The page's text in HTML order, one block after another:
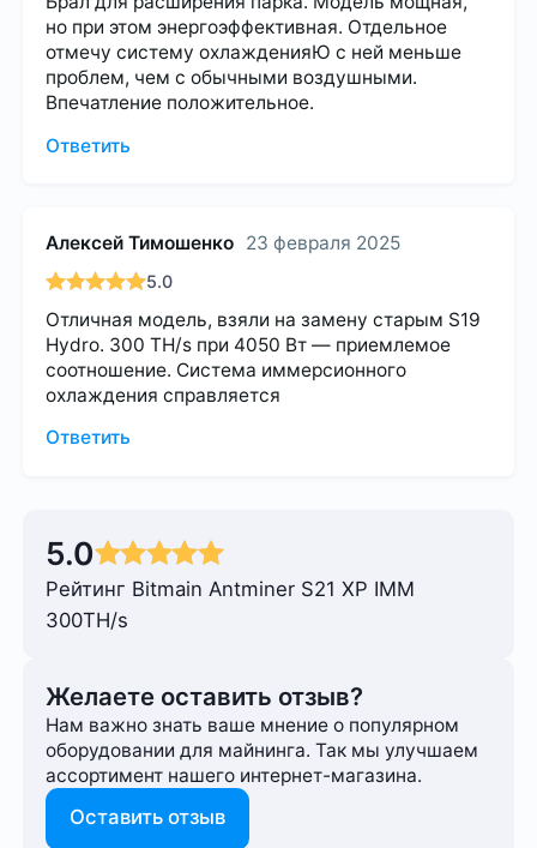
но при этом энергоэффективная. Отдельное
отмечу систему охлажденияЮ с ней меньше
проблем, чем с обычными воздушными.
Впечатление положительное.
Ответить
Алексей Тимошенко 23 февраля 2025
5.0
Отличная модель, взяли на замену старым S19
Hydro. 300 TH/s при 4050 Вт — приемлемое
соотношение. Система иммерсионного
охлаждения справляется
Ответить
5.0
Рейтинг Bitmain Antminer S21 XP IMM
300TH/s
Желаете оставить отзыв?
Нам важно знать ваше мнение о популярном
оборудовании для майнинга. Так мы улучшаем
ассортимент нашего интернет-⁠магазина.
Оставить отзыв